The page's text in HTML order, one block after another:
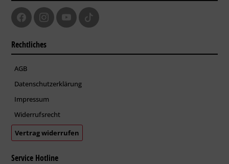
Rechtliches
AGB
Datenschutzerklärung
Impressum
Widerrufsrecht
Vertrag widerrufen
Service Hotline